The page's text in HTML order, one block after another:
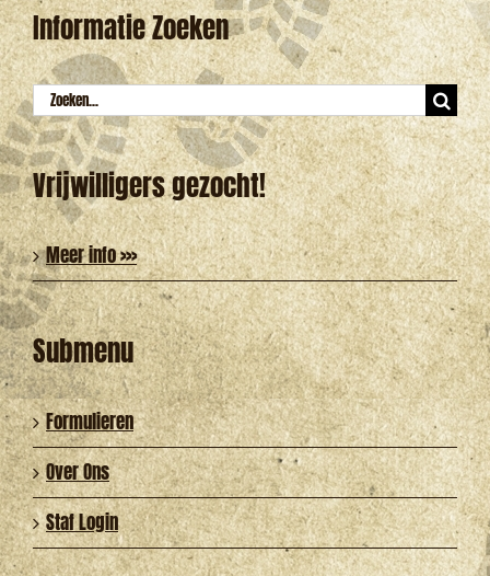
Informatie Zoeken
Zoeken
naar:
Vrijwilligers gezocht!
Meer info >>>
Submenu
Formulieren
Over Ons
Staf Login